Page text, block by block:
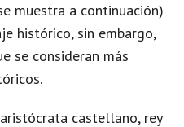
muestra a continuación)
histórico, sin embargo,
se consideran más
castellano, rey